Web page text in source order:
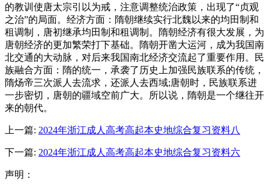
的教训使唐太宗引以为戒，注意调整统治政策，出现了“贞观
之治”的局面。经济方面：隋朝继续实行北魏以来的均田制和
租调制，唐初继承均田制和租调制。隋朝经济有很大发展，为
唐朝经济的更加繁荣打下基础。隋朝开凿大运河，成为我国南
北交通的大动脉，对后来我国南北经济交流起了重要作用。民
族融合方面：隋的统一，承袭了历史上加强民族联系的传统，
隋炀帝三次派人去流求，还派人去西域;唐朝时，民族联系进
一步密切，唐朝的疆域空前广大。所以说，隋朝是一个继往开
来的朝代。
上一篇: 2024年浙江成人高考高起本史地综合复习资料八
下一篇: 2024年浙江成人高考高起本史地综合复习资料六
声明：